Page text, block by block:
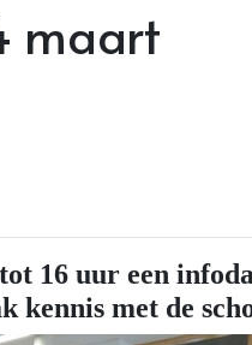
maart
16 uur een
kennis met de